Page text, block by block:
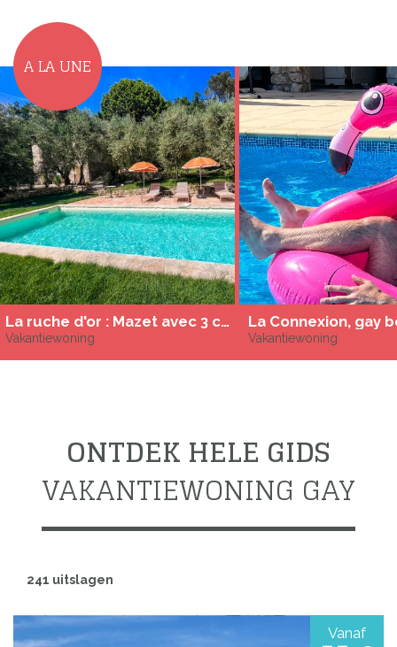
A LA UNE
La ruche d'or : Mazet avec 3 chambres - piscine
Vakantiewoning Vakantiewoning
ONTDEK HELE GIDS
VAKANTIEWONING GAY
241 uitslagen
Vanaf